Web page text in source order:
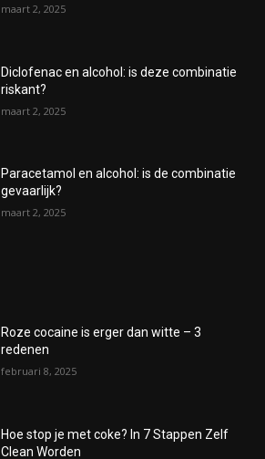
maart 2, 2025
Diclofenac en alcohol: is deze combinatie
riskant?
maart 2, 2025
Paracetamol en alcohol: is de combinatie
gevaarlijk?
maart 2, 2025
Roze cocaine is erger dan witte – 3
redenen
februari 8, 2025
Hoe stop je met coke? In 7 Stappen Zelf
Clean Worden